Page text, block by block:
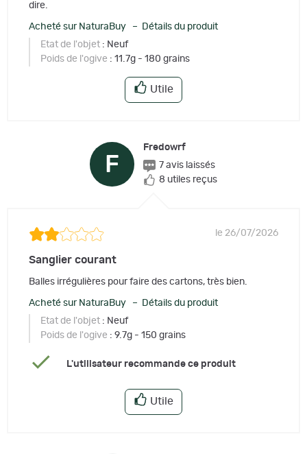
dire.
Acheté sur NaturaBuy – Détails du produit
Etat de l'objet : Neuf
Poids de l'ogive : 11.7g - 180 grains
Utile
F
Fredowrf
7 avis laissés
8 utiles reçus
le 26/07/2026
Sanglier courant
Balles irrégulières pour faire des cartons, très bien.
Acheté sur NaturaBuy – Détails du produit
Etat de l'objet : Neuf
Poids de l'ogive : 9.7g - 150 grains
L'utilisateur recommande ce produit
Utile